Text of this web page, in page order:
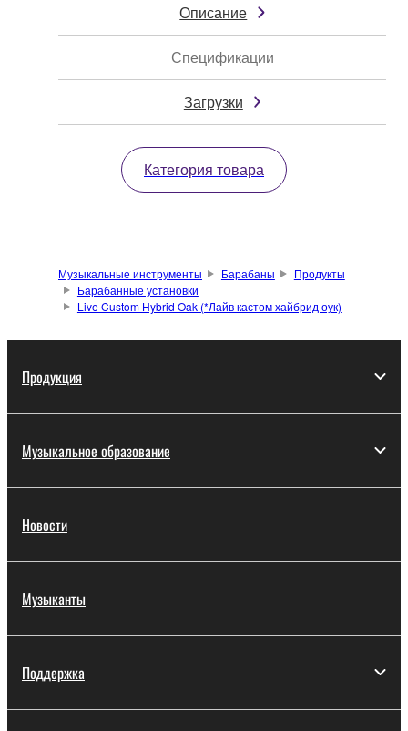
Описание
Спецификации
Загрузки
Категория товара
Музыкальные инструменты Барабаны
Продукты
Барабанные установки
Live Custom Hybrid Oak (*Лайв кастом хайбрид оук)
Продукция
Музыкальное образование
Новости
Музыканты
Поддержка